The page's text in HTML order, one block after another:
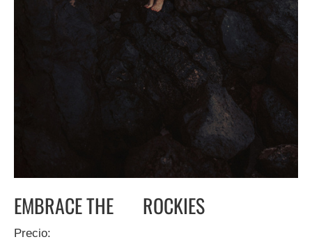
EMBRACE THE ROCKIES
Precio: